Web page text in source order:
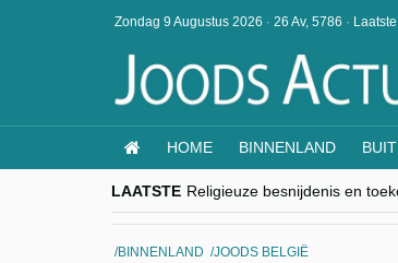
Zondag 9 Augustus 2026 · 26 Av, 5786 ·
HOME BINNENLAND
LAATSTE Religieuze besnijdenis en
“Besnijdenisdebat toont hoe
CITYTRIP | ROEMENIË –
“Vandaag zit elke Jood in
BINNENLAND JOODS BELGIË